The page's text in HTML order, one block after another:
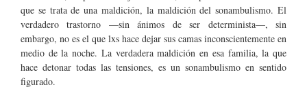
que se trata de una maldición, la maldición del sonambulismo. El
verdadero trastorno —sin ánimos de ser determinista—, sin
embargo, no es el que lxs hace dejar sus camas inconscientemente en
medio de la noche. La verdadera maldición en esa familia, la que
hace detonar todas las tensiones, es un sonambulismo en sentido
figurado.